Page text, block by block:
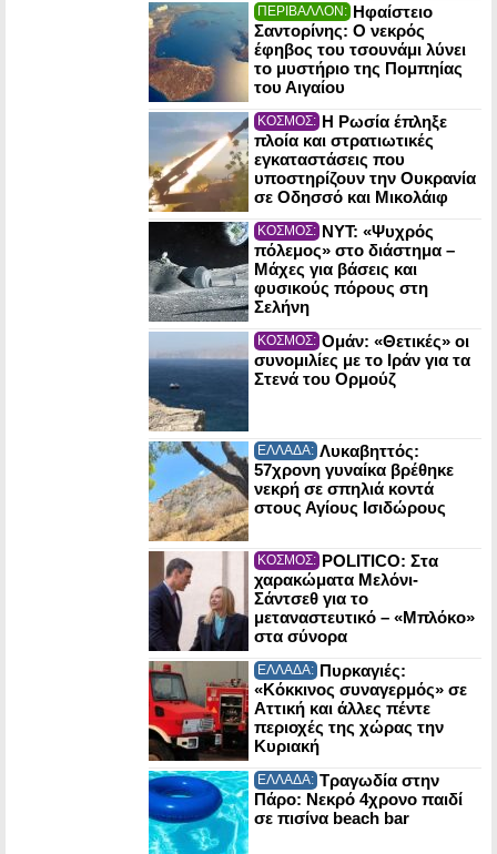
ΠΕΡΙΒΑΛΛΟΝ: Ηφαίστειο
Σαντορίνης: Ο νεκρός
έφηβος του τσουνάμι λύνει
το μυστήριο της Πομπηίας
του Αιγαίου
ΚΟΣΜΟΣ: Η Ρωσία έπληξε
πλοία και στρατιωτικές
εγκαταστάσεις που
υποστηρίζουν την Ουκρανία
σε Οδησσό και Μικολάιφ
ΚΟΣΜΟΣ: NYT: «Ψυχρός
πόλεμος» στο διάστημα –
Μάχες για βάσεις και
φυσικούς πόρους στη
Σελήνη
ΚΟΣΜΟΣ: Ομάν: «Θετικές» οι
συνομιλίες με το Ιράν για τα
Στενά του Ορμούζ
ΕΛΛΑΔΑ: Λυκαβηττός:
57χρονη γυναίκα βρέθηκε
νεκρή σε σπηλιά κοντά
στους Αγίους Ισιδώρους
ΚΟΣΜΟΣ: POLITICO: Στα
χαρακώματα Μελόνι-
Σάντσεθ για το
μεταναστευτικό – «Μπλόκο»
στα σύνορα
ΕΛΛΑΔΑ: Πυρκαγιές:
«Κόκκινος συναγερμός» σε
Αττική και άλλες πέντε
περιοχές της χώρας την
Κυριακή
ΕΛΛΑΔΑ: Τραγωδία στην
Πάρο: Νεκρό 4χρονο παιδί
σε πισίνα beach bar